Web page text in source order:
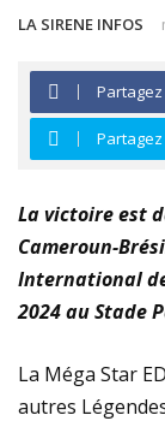
SPORT
L’INVITÉ
LA SIRENE INFOS
La victoire est
Cameroun-
International
2024 au Stade
La Méga Star
autres